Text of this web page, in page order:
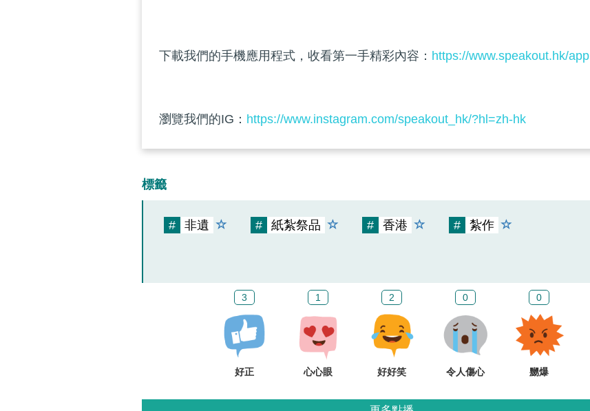
下載我們的手機應用程式，收看第一手精彩內容： https://www.speakout.hk/app
瀏覽我們的IG： https://www.instagram.com/speakout_hk/?hl=zh-hk
標籤
# 非遺 # 紙紮祭品 # 香港 # 紮作
3
好正
1
心心眼
2
好好笑
0
令人傷心
0
嬲爆